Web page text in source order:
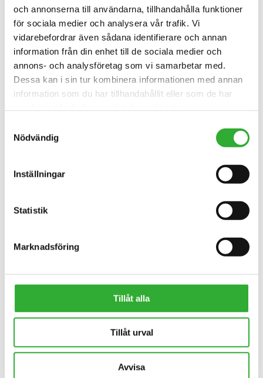
och annonserna till användarna, tillhandahålla funktioner
för sociala medier och analysera vår trafik. Vi
vidarebefordrar även sådana identifierare och annan
information från din enhet till de sociala medier och
annons- och analysföretag som vi samarbetar med.
Dessa kan i sin tur kombinera informationen med annan
information som du har tillhandahållit eller som de har
Nödvändig
Inställningar
Statistik
Marknadsföring
Tillåt alla
Tillåt urval
Avvisa
UPPTÄCK